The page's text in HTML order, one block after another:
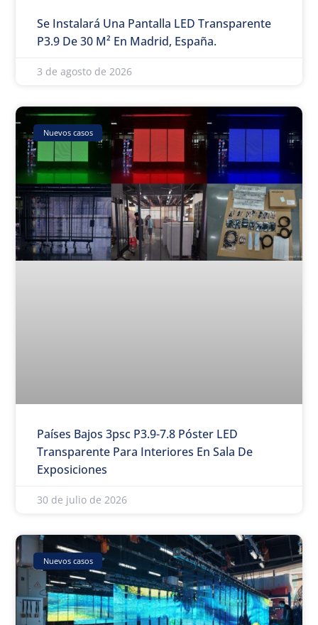
Se Instalará Una Pantalla LED Transparente
P3.9 De 30 M² En Madrid, España.
3 de agosto de 2026
Nuevos casos
Países Bajos 3psc P3.9-7.8 Póster LED
Transparente Para Interiores En Sala De
Exposiciones
30 de julio de 2026
Nuevos casos